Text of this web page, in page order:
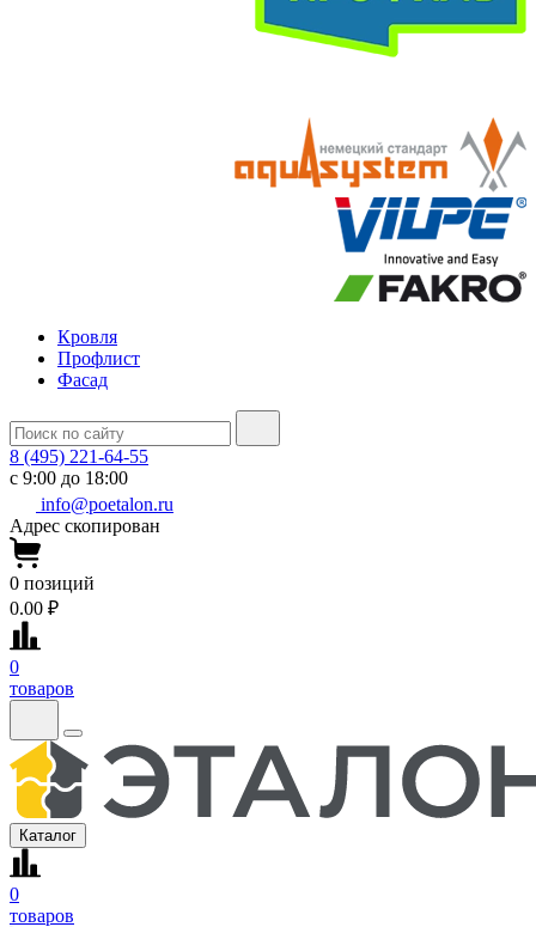
Кровля
Профлист
Фасад
8 (495) 221-64-55
с 9:00 до 18:00
info@poetalon.ru
Адрес скопирован
0 позиций
0.00 ₽
0
товаров
Каталог
0
товаров